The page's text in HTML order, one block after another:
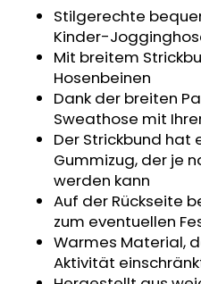
Stilgerechte
Kinder-
Mit breitem
Hosenbeinen
Dank der breiten
Sweathose mit
Der Strickbund hat
Gummizug, der je
werden kann
Auf der Rückseite
zum eventuellen
Warmes Material,
Aktivität
SWEATHOSE
DENIM
LÖWE
€32,50